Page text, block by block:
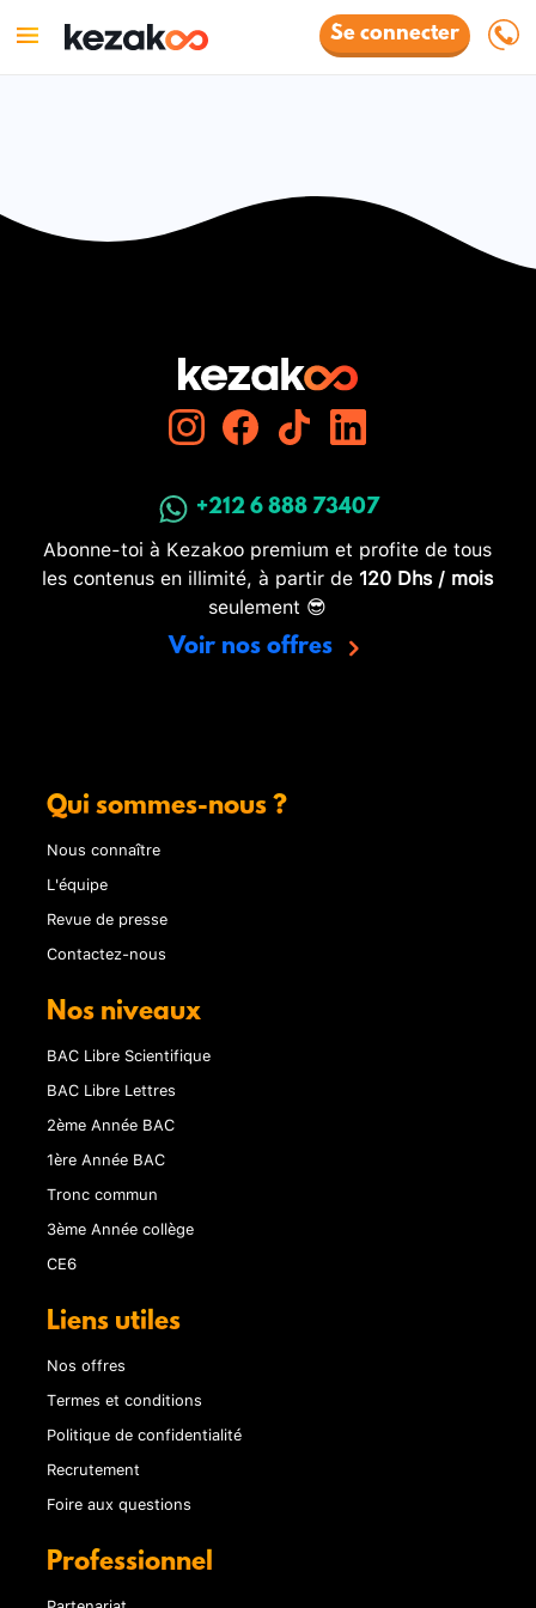
Se connecter
+212 6 888 73407
Abonne-toi à Kezakoo premium et profite de tous
les contenus en illimité, à partir de 120 Dhs / mois
seulement 😎
Voir nos offres
Qui sommes-nous ?
Nous connaître
L'équipe
Revue de presse
Contactez-nous
Nos niveaux
BAC Libre Scientifique
BAC Libre Lettres
2ème Année BAC
1ère Année BAC
Tronc commun
3ème Année collège
CE6
Liens utiles
Nos offres
Termes et conditions
Politique de confidentialité
Recrutement
Foire aux questions
Professionnel